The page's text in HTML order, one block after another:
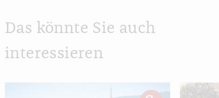
Das könnte Sie auch
interessieren